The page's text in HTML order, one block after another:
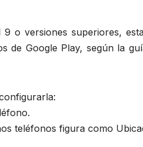
o versiones superiores,
de Google Play, según la
teléfonos figura como